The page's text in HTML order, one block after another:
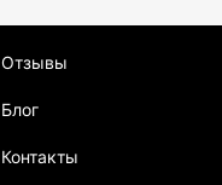
Отзывы
Блог
Контакты